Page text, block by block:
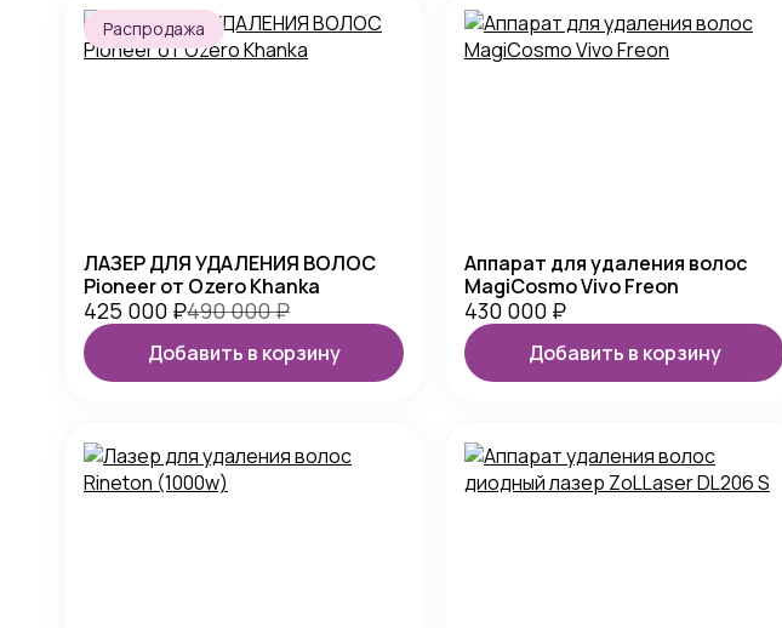
Распродажа
ЛАЗЕР ДЛЯ УДАЛЕНИЯ ВОЛОС
Pioneer от Ozero Khanka
425 000 ₽490 000₽
Добавить в корзину
Аппарат для удаления волос
MagiCosmo Vivo Freon
430 000 ₽
Добавить в корзину